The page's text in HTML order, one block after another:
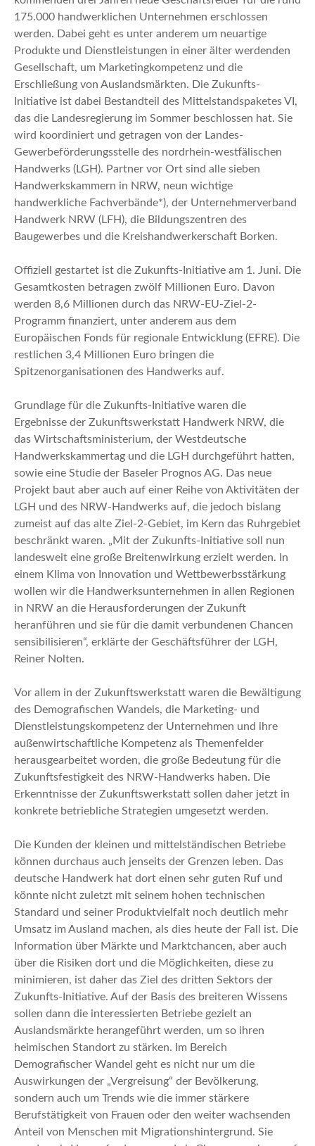
175.000 handwerklichen Unternehmen erschlossen
werden. Dabei geht es unter anderem um neuartige
Produkte und Dienstleistungen in einer älter werdenden
Gesellschaft, um Marketingkompetenz und die
Erschließung von Auslandsmärkten. Die Zukunfts-
Initiative ist dabei Bestandteil des Mittelstandspaketes VI,
das die Landesregierung im Sommer beschlossen hat. Sie
wird koordiniert und getragen von der Landes-
Gewerbeförderungsstelle des nordrhein-westfälischen
Handwerks (LGH). Partner vor Ort sind alle sieben
Handwerkskammern in NRW, neun wichtige
handwerkliche Fachverbände*), der Unternehmerverband
Handwerk NRW (LFH), die Bildungszentren des
Baugewerbes und die Kreishandwerkerschaft Borken.
Offiziell gestartet ist die Zukunfts-Initiative am 1. Juni. Die
Gesamtkosten betragen zwölf Millionen Euro. Davon
werden 8,6 Millionen durch das NRW-EU-Ziel-2-
Programm finanziert, unter anderem aus dem
Europäischen Fonds für regionale Entwicklung (EFRE). Die
restlichen 3,4 Millionen Euro bringen die
Spitzenorganisationen des Handwerks auf.
Grundlage für die Zukunfts-Initiative waren die
Ergebnisse der Zukunftswerkstatt Handwerk NRW, die
das Wirtschaftsministerium, der Westdeutsche
Handwerkskammertag und die LGH durchgeführt hatten,
sowie eine Studie der Baseler Prognos AG. Das neue
Projekt baut aber auch auf einer Reihe von Aktivitäten der
LGH und des NRW-Handwerks auf, die jedoch bislang
zumeist auf das alte Ziel-2-Gebiet, im Kern das Ruhrgebiet
beschränkt waren. „Mit der Zukunfts-Initiative soll nun
landesweit eine große Breitenwirkung erzielt werden. In
einem Klima von Innovation und Wettbewerbsstärkung
wollen wir die Handwerksunternehmen in allen Regionen
in NRW an die Herausforderungen der Zukunft
heranführen und sie für die damit verbundenen Chancen
sensibilisieren“, erklärte der Geschäftsführer der LGH,
Reiner Nolten.
Vor allem in der Zukunftswerkstatt waren die Bewältigung
des Demografischen Wandels, die Marketing- und
Dienstleistungskompetenz der Unternehmen und ihre
außenwirtschaftliche Kompetenz als Themenfelder
herausgearbeitet worden, die große Bedeutung für die
Zukunftsfestigkeit des NRW-Handwerks haben. Die
Erkenntnisse der Zukunftswerkstatt sollen daher jetzt in
konkrete betriebliche Strategien umgesetzt werden.
Die Kunden der kleinen und mittelständischen Betriebe
können durchaus auch jenseits der Grenzen leben. Das
deutsche Handwerk hat dort einen sehr guten Ruf und
könnte nicht zuletzt mit seinem hohen technischen
Standard und seiner Produktvielfalt noch deutlich mehr
Umsatz im Ausland machen, als dies heute der Fall ist. Die
Information über Märkte und Marktchancen, aber auch
über die Risiken dort und die Möglichkeiten, diese zu
minimieren, ist daher das Ziel des dritten Sektors der
Zukunfts-Initiative. Auf der Basis des breiteren Wissens
sollen dann die interessierten Betriebe gezielt an
Auslandsmärkte herangeführt werden, um so ihren
heimischen Standort zu stärken. Im Bereich
Demografischer Wandel geht es nicht nur um die
Auswirkungen der „Vergreisung“ der Bevölkerung,
sondern auch um Trends wie die immer stärkere
Berufstätigkeit von Frauen oder den weiter wachsenden
Anteil von Menschen mit Migrationshintergrund. Sie